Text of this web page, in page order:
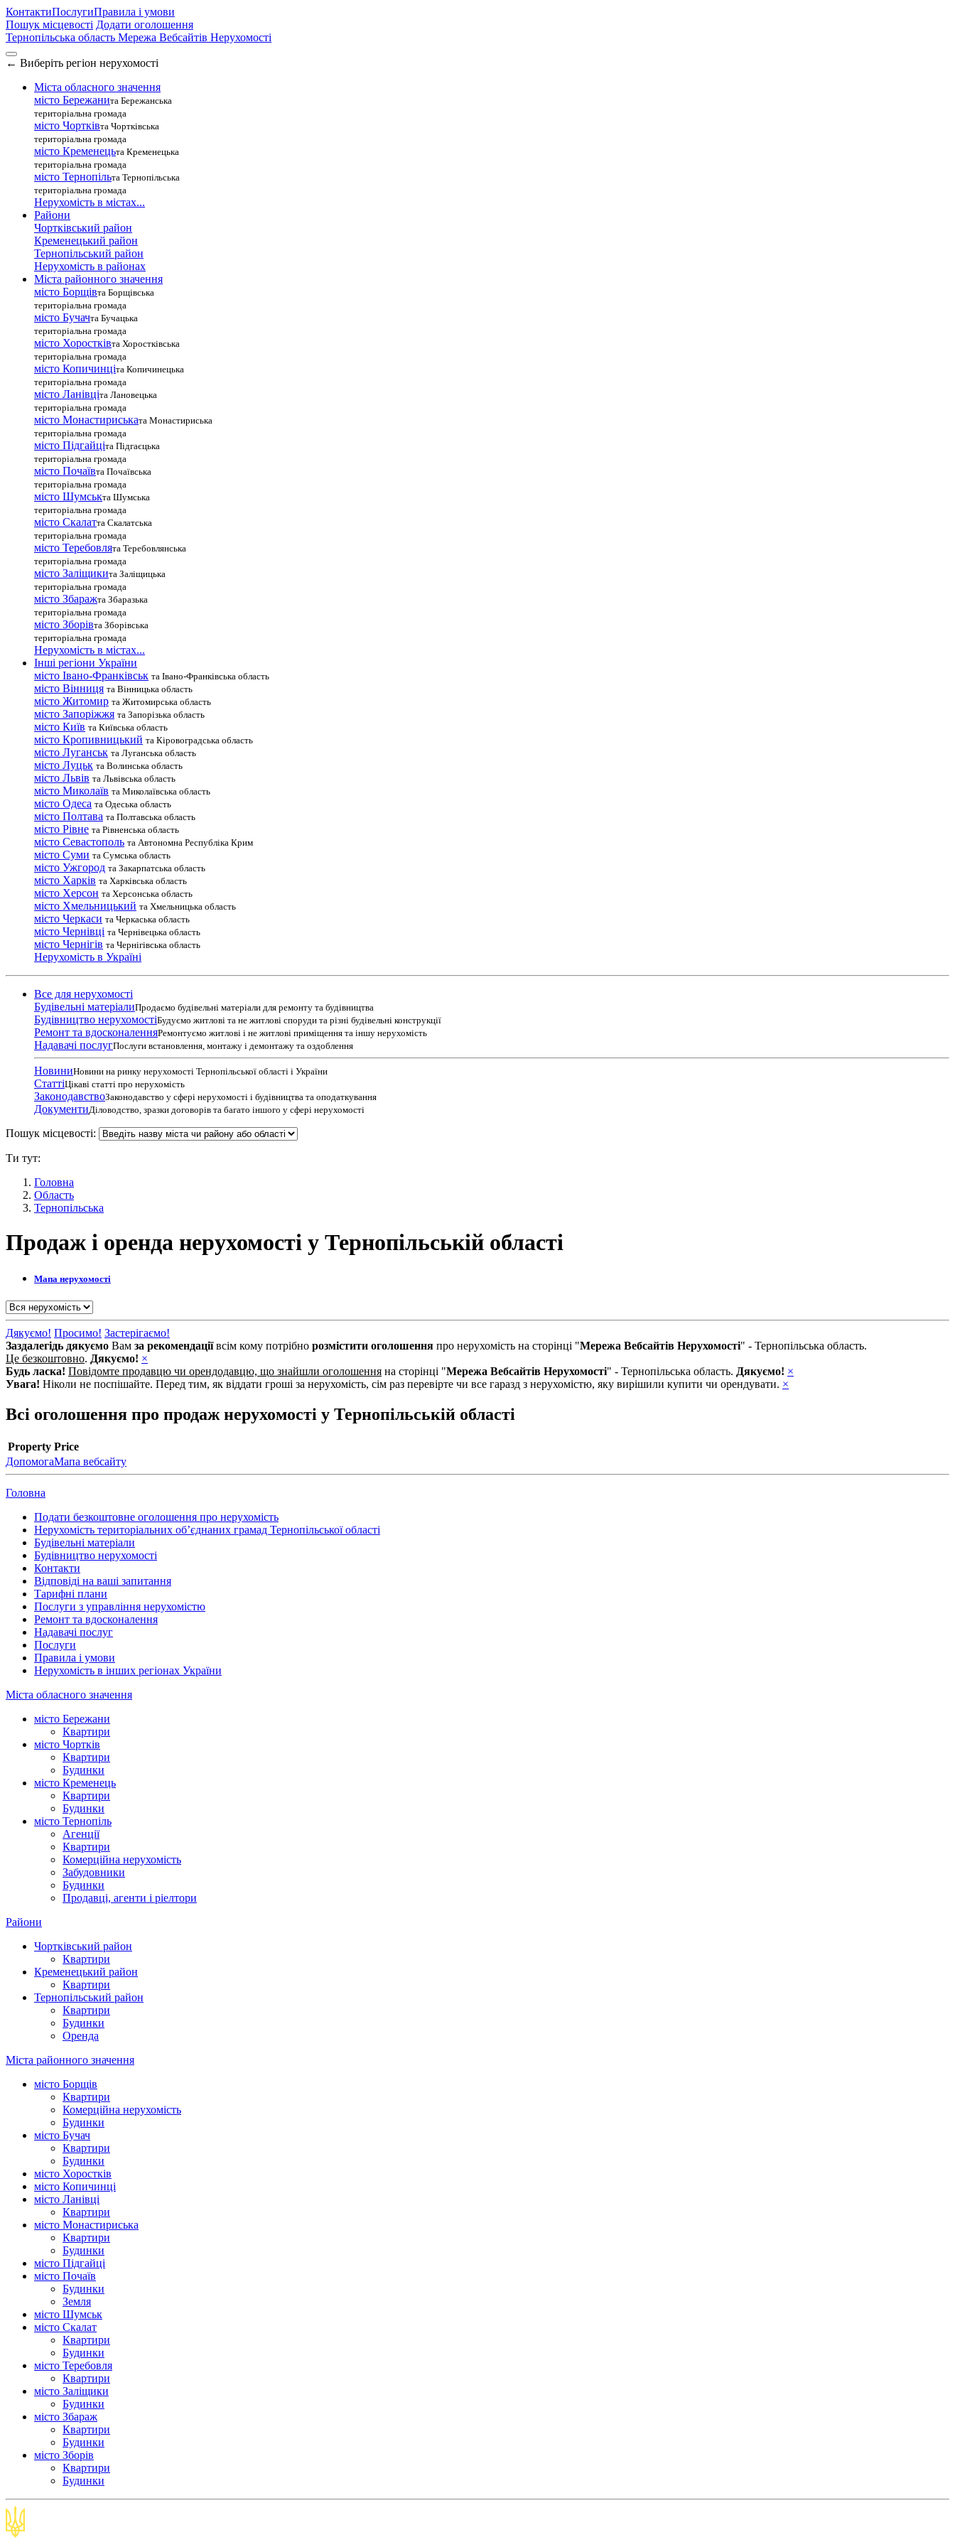
КонтактиПослугиПравила і умови
Пошук місцевості Додати оголошення
Тернопільська область Мережа Вебсайтів Нерухомості
← Виберіть регіон нерухомості
Міста обласного значення
місто Бережанита Бережанська
територіальна громада
місто Чортківта Чортківська
територіальна громада
місто Кременецьта Кременецька
територіальна громада
місто Тернопільта Тернопільська
територіальна громада
Нерухомість в містах...
Райони
Чортківський район
Кременецький район
Тернопільський район
Нерухомість в районах
Міста районного значення
місто Борщівта Борщівська
територіальна громада
місто Бучачта Бучацька
територіальна громада
місто Хоростківта Хоростківська
територіальна громада
місто Копичинціта Копичинецька
територіальна громада
місто Ланівціта Лановецька
територіальна громада
місто Монастириськата Монастириська
територіальна громада
місто Підгайціта Підгаєцька
територіальна громада
місто Почаївта Почаївська
територіальна громада
місто Шумськта Шумська
територіальна громада
місто Скалатта Скалатська
територіальна громада
місто Теребовлята Теребовлянська
територіальна громада
місто Залiщикита Заліщицька
територіальна громада
місто Збаражта Збаразька
територіальна громада
місто Зборівта Зборівська
територіальна громада
Нерухомість в містах...
Інші регіони України
місто Івано-Франківськ та Івано-Франківська область
місто Вінниця та Вінницька область
місто Житомир та Житомирська область
місто Запоріжжя та Запорізька область
місто Київ та Київська область
місто Кропивницький та Кіровоградська область
місто Луганськ та Луганська область
місто Луцьк та Волинська область
місто Львів та Львівська область
місто Миколаїв та Миколаївська область
місто Одеса та Одеська область
місто Полтава та Полтавська область
місто Рівне та Рівненська область
місто Севастополь та Автономна Республіка Крим
місто Суми та Сумська область
місто Ужгород та Закарпатська область
місто Харків та Харківська область
місто Херсон та Херсонська область
місто Хмельницький та Хмельницька область
місто Черкаси та Черкаська область
місто Чернівці та Чернівецька область
місто Чернігів та Чернігівська область
Нерухомість в Україні
Все для нерухомості
Будівельні матеріалиПродаємо будівельні матеріали для ремонту та будівництва
Будівництво нерухомостіБудуємо житлові та не житлові споруди та різні будівельні конструкції
Ремонт та вдосконаленняРемонтуємо житлові і не житлові приміщення та іншу нерухомість
Надавачі послугПослуги встановлення, монтажу і демонтажу та оздоблення
НовиниНовини на ринку нерухомості Тернопільської області і України
СтаттіЦікаві статті про нерухомість
ЗаконодавствоЗаконодавство у сфері нерухомості і будівництва та оподаткування
ДокументиДіловодство, зразки договорів та багато іншого у сфері нерухомості
Пошук місцевості:
Ти тут:
Головна
Область
Тернопільська
Продаж і оренда нерухомості у Тернопільській області
Мапа нерухомості
Дякуємо! Просимо! Застерігаємо!
Заздалегідь дякуємо Вам за рекомендаціївсім кому потрібно розмістити оголошення про нерухомість на сторінці "Мережа Вебсайтів Нерухомості" - Тернопільська область.
Це безкоштовно. Дякуємо! ×
Будь ласка! Повідомте продавцю чи орендодавцю, що знайшли оголошення на сторінці "Мережа Вебсайтів Нерухомості" - Тернопільська область. Дякуємо! ×
Увага! Ніколи не поспішайте. Перед тим, як віддати гроші за нерухомість, сім раз перевірте чи все гаразд з нерухомістю, яку вирішили купити чи орендувати. ×
Всі оголошення про продаж нерухомості у Тернопільській області
Property Price
ДопомогаМапа вебсайту
Головна
Подати безкоштовне оголошення про нерухомість
Нерухомість територіальних об’єднаних грамад Тернопільської області
Будівельні матеріали
Будівництво нерухомості
Контакти
Відповіді на ваші запитання
Тарифні плани
Послуги з управління нерухомістю
Ремонт та вдосконалення
Надавачі послуг
Послуги
Правила і умови
Нерухомість в інших регіонах України
Міста обласного значення
місто Бережани
Квартири
місто Чортків
Квартири
Будинки
місто Кременець
Квартири
Будинки
місто Тернопіль
Агенції
Квартири
Комерційна нерухомість
Забудовники
Будинки
Продавці, агенти і ріелтори
Райони
Чортківський район
Квартири
Кременецький район
Квартири
Тернопільський район
Квартири
Будинки
Оренда
Міста районного значення
місто Борщів
Квартири
Комерційна нерухомість
Будинки
місто Бучач
Квартири
Будинки
місто Хоростків
місто Копичинці
місто Ланівці
Квартири
місто Монастириська
Квартири
Будинки
місто Підгайці
місто Почаїв
Будинки
Земля
місто Шумськ
місто Скалат
Квартири
Будинки
місто Теребовля
Квартири
місто Залiщики
Будинки
місто Збараж
Квартири
Будинки
місто Зборів
Квартири
Будинки